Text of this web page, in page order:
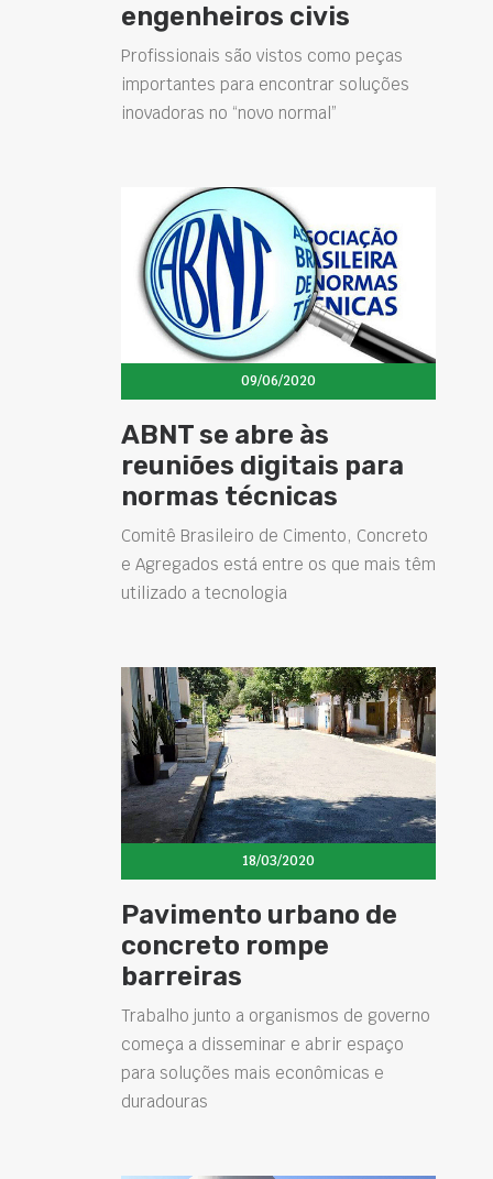
engenheiros civis
Profissionais são vistos como peças
importantes para encontrar soluções
inovadoras no “novo normal”
09/06/2020
ABNT se abre às
reuniões digitais para
normas técnicas
Comitê Brasileiro de Cimento, Concreto
e Agregados está entre os que mais têm
utilizado a tecnologia
18/03/2020
Pavimento urbano de
concreto rompe
barreiras
Trabalho junto a organismos de governo
começa a disseminar e abrir espaço
para soluções mais econômicas e
duradouras